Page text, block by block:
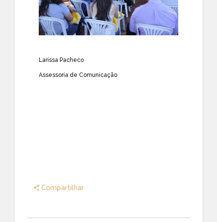
Larissa Pacheco
Assessoria de Comunicação
Compartilhar